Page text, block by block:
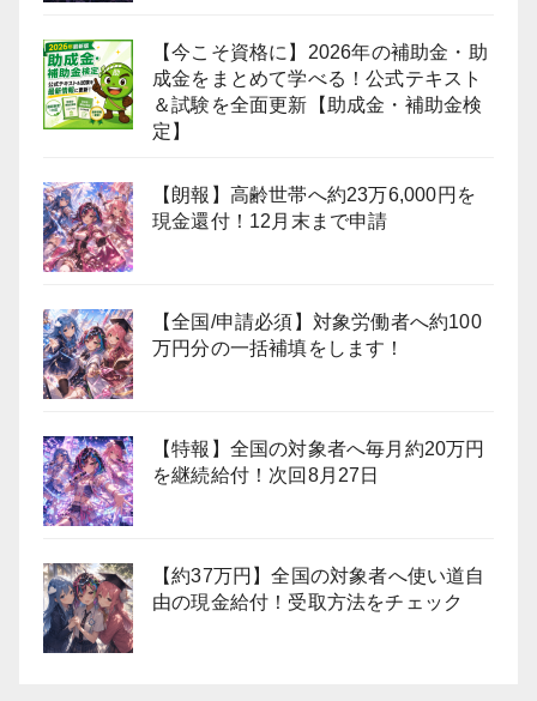
【今こそ資格に】2026年の補助金・助
成金をまとめて学べる！公式テキスト
＆試験を全面更新【助成金・補助金検
定】
【朗報】高齢世帯へ約23万6,000円を
現金還付！12月末まで申請
【全国/申請必須】対象労働者へ約100
万円分の一括補填をします！
【特報】全国の対象者へ毎月約20万円
を継続給付！次回8月27日
【約37万円】全国の対象者へ使い道自
由の現金給付！受取方法をチェック